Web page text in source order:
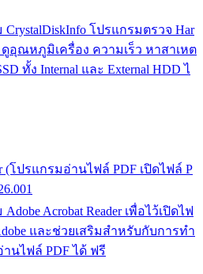
โปรแกรมตรวจ Har
ดูอุณหภูมิเครื่อง ความเร็ว หาสาเหต
ทั้ง Internal และ External HDD ไ
(โปรแกรมอ่านไฟล์ PDF เปิดไฟล์ P
Acrobat Reader เพื่อไว้เปิดไฟ
และช่วยเสริมสำหรับกับการทำ
านไฟล์ PDF ได้ ฟรี